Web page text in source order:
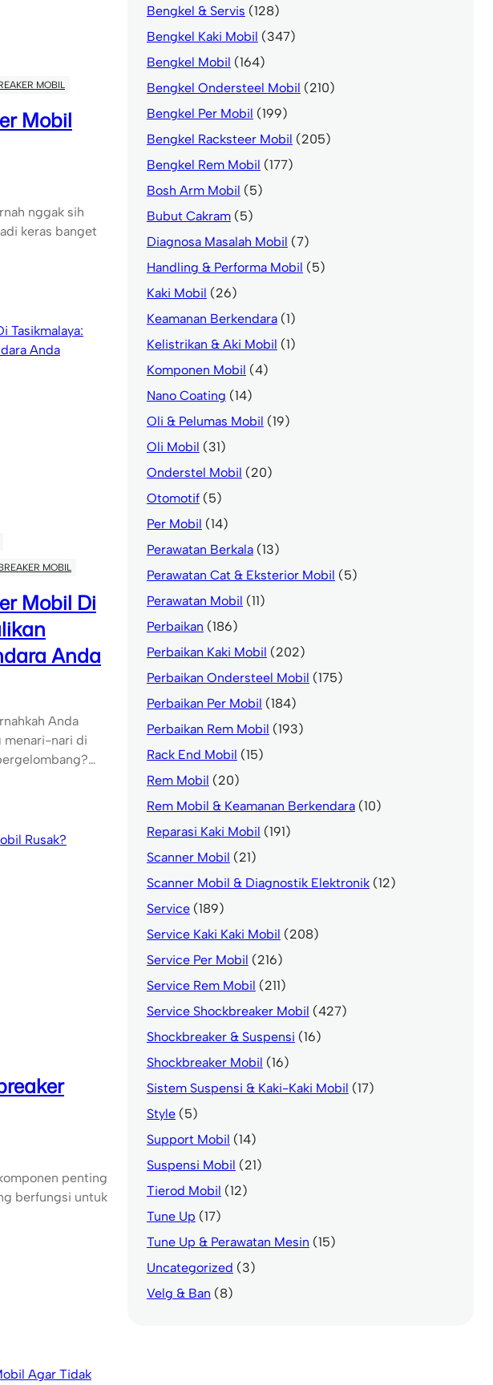
MOBIL
Mobil
nggak sih
keras banget
MOBIL
Mobil Di
Anda
Anda
menari-nari di
penting
berfungsi untuk
Bengkel & Servis (128)
Bengkel Kaki Mobil (347)
Bengkel Mobil (164)
Bengkel Ondersteel Mobil (210)
Bengkel Per Mobil (199)
Bengkel Racksteer Mobil (205)
Bengkel Rem Mobil (177)
Bosh Arm Mobil (5)
Bubut Cakram(5)
Diagnosa Masalah Mobil (7)
Handling & Performa Mobil (5)
Kaki Mobil (26)
Keamanan Berkendara(1)
Kelistrikan & Aki Mobil (1)
Komponen Mobil (4)
Nano Coating (14)
Oli & Pelumas Mobil (19)
Oli Mobil (31)
Onderstel Mobil (20)
Otomotif(5)
Per Mobil (14)
Perawatan Berkala(13)
Perawatan Cat & Eksterior Mobil (5)
Perawatan Mobil (11)
Perbaikan (186)
Perbaikan Kaki Mobil (202)
Perbaikan Ondersteel Mobil (175)
Perbaikan Per Mobil (184)
Perbaikan Rem Mobil (193)
Rack End Mobil (15)
Rem Mobil (20)
Rem Mobil & Keamanan Berkendara(10)
Reparasi Kaki Mobil (191)
Scanner Mobil (21)
Scanner Mobil & Diagnostik Elektronik(12)
Service(189)
Service Kaki Kaki Mobil (208)
Service Per Mobil (216)
Service Rem Mobil (211)
Service Shockbreaker Mobil (427)
Shockbreaker & Suspensi (16)
Shockbreaker Mobil (16)
Sistem Suspensi & Kaki-Kaki Mobil (17)
Style(5)
Support Mobil (14)
Suspensi Mobil (21)
Tierod Mobil (12)
Tune Up (17)
Tune Up & Perawatan Mesin (15)
Uncategorized (3)
Velg & Ban (8)